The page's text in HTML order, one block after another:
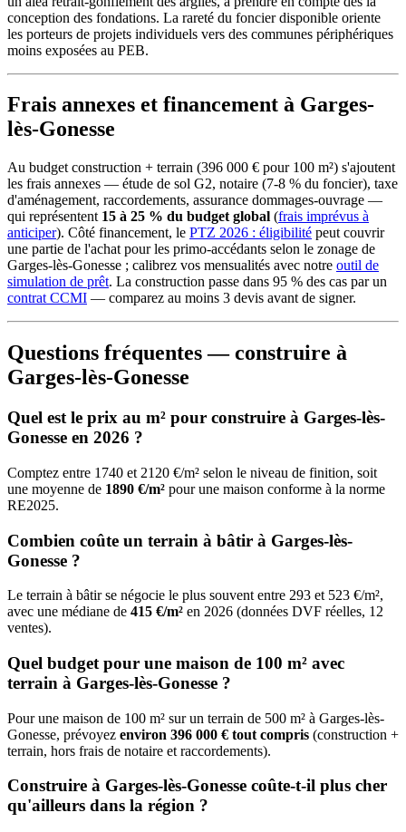
conception des fondations. La rareté du foncier disponible oriente
les porteurs de projets individuels vers des communes périphériques
moins exposées au PEB.
Frais annexes et financement à Garges-
lès-Gonesse
Au budget construction + terrain (396 000 € pour 100 m²) s'ajoutent
les frais annexes — étude de sol G2, notaire (7-8 % du foncier), taxe
d'aménagement, raccordements, assurance dommages-ouvrage —
qui représentent 15 à 25 % du budget global (frais imprévus à
anticiper). Côté financement, le PTZ 2026 : éligibilité peut couvrir
une partie de l'achat pour les primo-accédants selon le zonage de
Garges-lès-Gonesse ; calibrez vos mensualités avec notre outil de
simulation de prêt. La construction passe dans 95 % des cas par un
contrat CCMI — comparez au moins 3 devis avant de signer.
Questions fréquentes — construire à
Garges-lès-Gonesse
Quel est le prix au m² pour construire à Garges-lès-
Gonesse en 2026 ?
Comptez entre 1740 et 2120 €/m² selon le niveau de finition, soit
une moyenne de 1890 €/m² pour une maison conforme à la norme
RE2025.
Combien coûte un terrain à bâtir à Garges-lès-
Gonesse ?
Le terrain à bâtir se négocie le plus souvent entre 293 et 523 €/m²,
avec une médiane de 415 €/m² en 2026 (données DVF réelles, 12
ventes).
Quel budget pour une maison de 100 m² avec
terrain à Garges-lès-Gonesse ?
Pour une maison de 100 m² sur un terrain de 500 m² à Garges-lès-
Gonesse, prévoyez environ 396 000 € tout compris (construction +
terrain, hors frais de notaire et raccordements).
Construire à Garges-lès-Gonesse coûte-t-il plus cher
qu'ailleurs dans la région ?